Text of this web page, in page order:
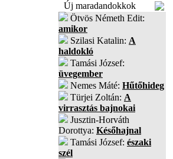
Új maradandokkok
Ötvös Németh Edit:
amikor
Szilasi Katalin: A
haldokló
Tamási József:
üvegember
Nemes Máté: Hűtőhideg
Türjei Zoltán: A
virrasztás bajnokai
Jusztin-Horváth
Dorottya: Későhajnal
Tamási József: északi
szél